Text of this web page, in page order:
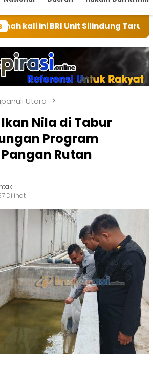
Silindung Tarutung Ingatkan
Utara
Nila di Tabur
Program
Rutan
Dilihat